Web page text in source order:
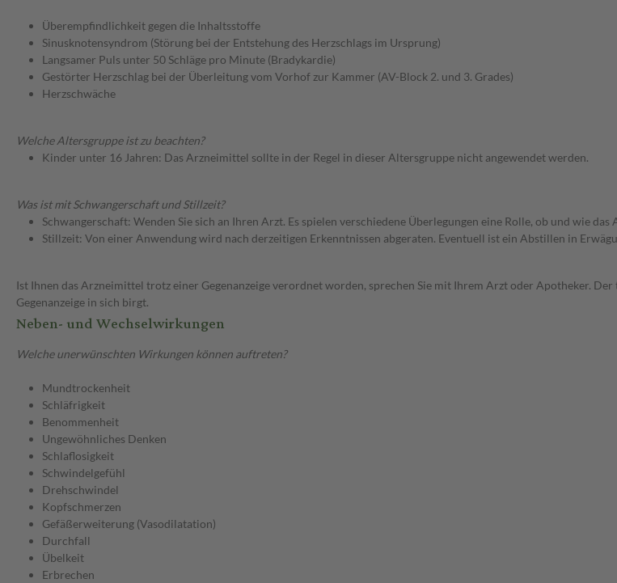
Überempfindlichkeit gegen die Inhaltsstoffe
Sinusknotensyndrom (Störung bei der Entstehung des Herzschlags im Ursprung)
Langsamer Puls unter 50 Schläge pro Minute (Bradykardie)
Gestörter Herzschlag bei der Überleitung vom Vorhof zur Kammer (AV-Block 2. und 3. Grades)
Herzschwäche
Welche Altersgruppe ist zu beachten?
Kinder unter 16 Jahren: Das Arzneimittel sollte in der Regel in dieser Altersgruppe nicht angewendet werden.
Was ist mit Schwangerschaft und Stillzeit?
Schwangerschaft: Wenden Sie sich an Ihren Arzt. Es spielen verschiedene Überlegungen eine Rolle, ob und wie
Stillzeit: Von einer Anwendung wird nach derzeitigen Erkenntnissen abgeraten. Eventuell ist ein Abstillen in
Ist Ihnen das Arzneimittel trotz einer Gegenanzeige verordnet worden, sprechen Sie mit Ihrem Arzt oder Apotheker.
Gegenanzeige in sich birgt.
Neben- und Wechselwirkungen
Welche unerwünschten Wirkungen können auftreten?
Mundtrockenheit
Schläfrigkeit
Benommenheit
Ungewöhnliches Denken
Schlaflosigkeit
Schwindelgefühl
Drehschwindel
Kopfschmerzen
Gefäßerweiterung (Vasodilatation)
Durchfall
Übelkeit
Erbrechen